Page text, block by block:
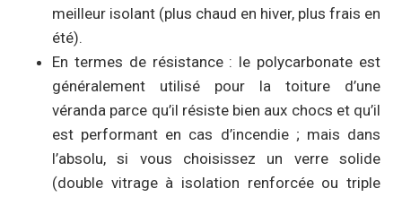
meilleur isolant (plus chaud en hiver, plus frais en
été).
En termes de résistance : le polycarbonate est
généralement utilisé pour la toiture d’une
véranda parce qu’il résiste bien aux chocs et qu’il
est performant en cas d’incendie ; mais dans
l’absolu, si vous choisissez un verre solide
(double vitrage à isolation renforcée ou triple